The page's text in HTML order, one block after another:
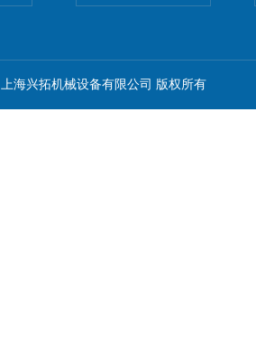
海兴拓机械设备有限公司 版权所有